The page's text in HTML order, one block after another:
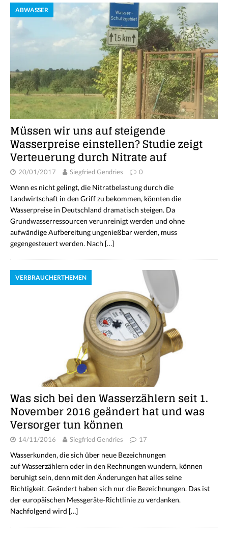
ABWASSER
Müssen wir uns auf steigende
Wasserpreise einstellen? Studie zeigt
Verteuerung durch Nitrate auf
20/01/2017 Siegfried Gendries 0
Wenn es nicht gelingt, die Nitratbelastung durch die
Landwirtschaft in den Griff zu bekommen, könnten die
Wasserpreise in Deutschland dramatisch steigen. Da
Grundwasserressourcen verunreinigt werden und ohne
aufwändige Aufbereitung ungenießbar werden, muss
gegengesteuert werden. Nach […]
VERBRAUCHERTHEMEN
Was sich bei den Wasserzählern seit 1.
November 2016 geändert hat und was
Versorger tun können
14/11/2016 Siegfried Gendries 17
Wasserkunden, die sich über neue Bezeichnungen
auf Wasserzählern oder in den Rechnungen wundern, können
beruhigt sein, denn mit den Änderungen hat alles seine
Richtigkeit. Geändert haben sich nur die Bezeichnungen. Das ist
der europäischen Messgeräte-Richtlinie zu verdanken.
Nachfolgend wird […]